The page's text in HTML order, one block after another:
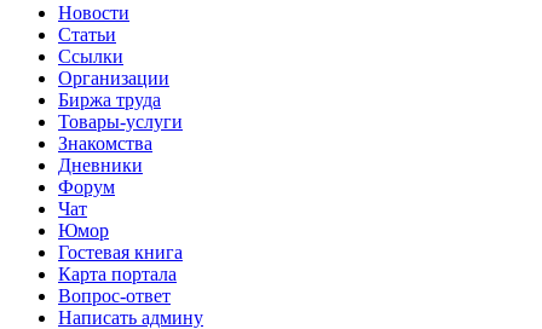
Новости
Статьи
Ссылки
Организации
Биржа труда
Товары-услуги
Знакомства
Дневники
Форум
Чат
Юмор
Гостевая книга
Карта портала
Вопрос-ответ
Написать админу